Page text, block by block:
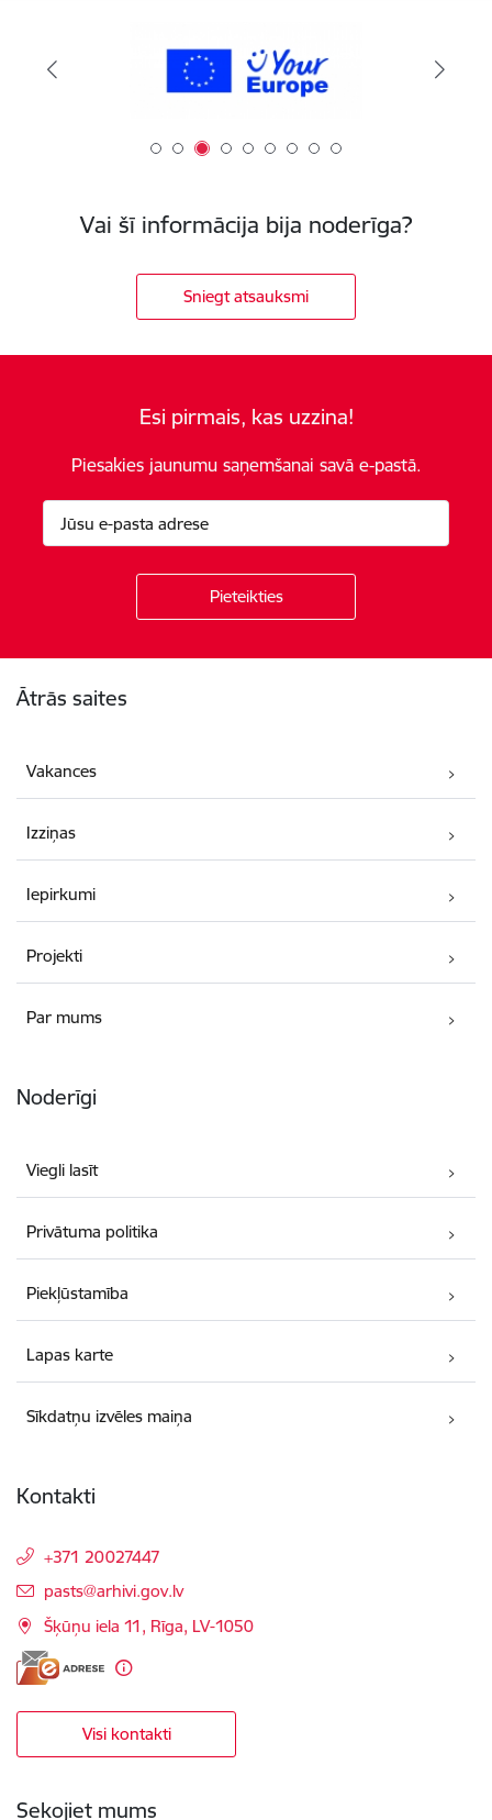
Vai šī informācija bija noderīga?
Sniegt atsauksmi
Esi pirmais, kas uzzina!
Piesakies jaunumu saņemšanai savā e-pastā.
Ātrās saites
Vakances
Izziņas
Iepirkumi
Projekti
Par mums
Noderīgi
Viegli lasīt
Privātuma politika
Piekļūstamība
Lapas karte
Sīkdatņu izvēles maiņa
Kontakti
+371 20027447
E-pasts:
pasts@arhivi.gov.lv
Šķūņu iela 11, Rīga, LV-1050
Visi kontakti
Sekojiet mums